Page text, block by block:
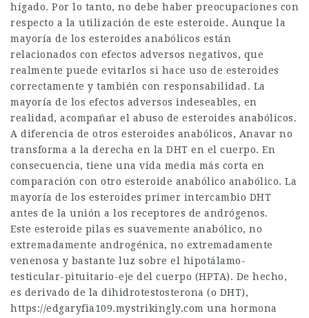
hígado. Por lo tanto, no debe haber preocupaciones con
respecto a la utilización de este esteroide. Aunque la
mayoría de los esteroides anabólicos están
relacionados con efectos adversos negativos, que
realmente puede evitarlos si hace uso de esteroides
correctamente y también con responsabilidad. La
mayoría de los efectos adversos indeseables, en
realidad, acompañar el abuso de esteroides anabólicos.
A diferencia de otros esteroides anabólicos, Anavar no
transforma a la derecha en la DHT en el cuerpo. En
consecuencia, tiene una vida media más corta en
comparación con otro esteroide anabólico anabólico. La
mayoría de los esteroides primer intercambio DHT
antes de la unión a los receptores de andrógenos.
Este esteroide pilas es suavemente anabólico, no
extremadamente androgénica, no extremadamente
venenosa y bastante luz sobre el hipotálamo-
testicular-pituitario-eje del cuerpo (HPTA). De hecho,
es derivado de la dihidrotestosterona (o DHT),
https://edgaryfia109.mystrikingly.com una hormona